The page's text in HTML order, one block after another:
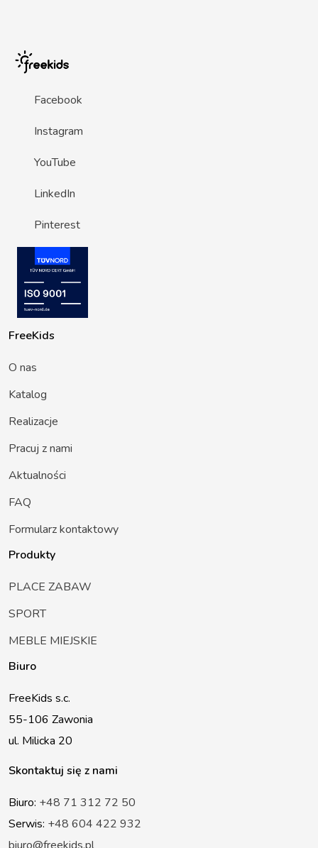
Facebook
Instagram
YouTube
LinkedIn
Pinterest
FreeKids
O nas
Katalog
Realizacje
Pracuj z nami
Aktualności
FAQ
Formularz kontaktowy
Produkty
PLACE ZABAW
SPORT
MEBLE MIEJSKIE
Biuro
FreeKids s.c.
55-106 Zawonia
ul. Milicka 20
Skontaktuj się z nami
Biuro: +48 71 312 72 50
Serwis: +48 604 422 932